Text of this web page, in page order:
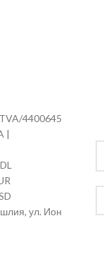
4400645
|
ул. Ион